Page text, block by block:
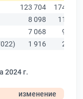
123 704
174 403
8 098
11 437
7 068
9 876
1 916 2 254
2024 г.
изменение